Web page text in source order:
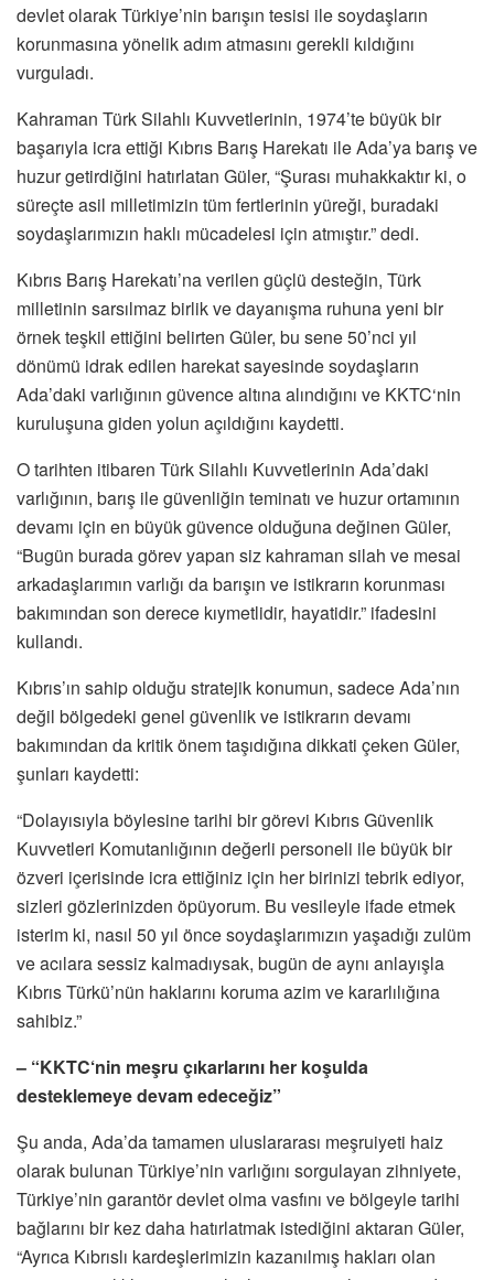
devlet olarak Türkiye’nin barışın tesisi ile soydaşların
korunmasına yönelik adım atmasını gerekli kıldığını
vurguladı.
Kahraman Türk Silahlı Kuvvetlerinin, 1974’te büyük bir
başarıyla icra ettiği Kıbrıs Barış Harekatı ile Ada’ya barış ve
huzur getirdiğini hatırlatan Güler, “Şurası muhakkaktır ki, o
süreçte asil milletimizin tüm fertlerinin yüreği, buradaki
soydaşlarımızın haklı mücadelesi için atmıştır.” dedi.
Kıbrıs Barış Harekatı’na verilen güçlü desteğin, Türk
milletinin sarsılmaz birlik ve dayanışma ruhuna yeni bir
örnek teşkil ettiğini belirten Güler, bu sene 50’nci yıl
dönümü idrak edilen harekat sayesinde soydaşların
Ada’daki varlığının güvence altına alındığını ve KKTC‘nin
kuruluşuna giden yolun açıldığını kaydetti.
O tarihten itibaren Türk Silahlı Kuvvetlerinin Ada’daki
varlığının, barış ile güvenliğin teminatı ve huzur ortamının
devamı için en büyük güvence olduğuna değinen Güler,
“Bugün burada görev yapan siz kahraman silah ve mesai
arkadaşlarımın varlığı da barışın ve istikrarın korunması
bakımından son derece kıymetlidir, hayatidir.” ifadesini
kullandı.
Kıbrıs’ın sahip olduğu stratejik konumun, sadece Ada’nın
değil bölgedeki genel güvenlik ve istikrarın devamı
bakımından da kritik önem taşıdığına dikkati çeken Güler,
şunları kaydetti:
“Dolayısıyla böylesine tarihi bir görevi Kıbrıs Güvenlik
Kuvvetleri Komutanlığının değerli personeli ile büyük bir
özveri içerisinde icra ettiğiniz için her birinizi tebrik ediyor,
sizleri gözlerinizden öpüyorum. Bu vesileyle ifade etmek
isterim ki, nasıl 50 yıl önce soydaşlarımızın yaşadığı zulüm
ve acılara sessiz kalmadıysak, bugün de aynı anlayışla
Kıbrıs Türkü’nün haklarını koruma azim ve kararlılığına
sahibiz.”
– “KKTC‘nin meşru çıkarlarını her koşulda
desteklemeye devam edeceğiz”
Şu anda, Ada’da tamamen uluslararası meşruiyeti haiz
olarak bulunan Türkiye’nin varlığını sorgulayan zihniyete,
Türkiye’nin garantör devlet olma vasfını ve bölgeyle tarihi
bağlarını bir kez daha hatırlatmak istediğini aktaran Güler,
“Ayrıca Kıbrıslı kardeşlerimizin kazanılmış hakları olan